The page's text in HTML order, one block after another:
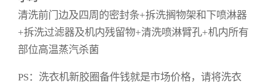
清洗前门边及四周的密封条+拆洗搁物架和下喷淋器
+拆洗过滤器及机内残留物+清洗喷淋臂孔+机内所有
部位高温蒸汽杀菌
PS：洗衣机新胶圈备件钱就是市场价格，请将洗衣